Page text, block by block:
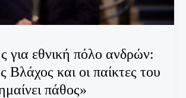
για εθνική πόλο ανδρών:
και οι παίκτες του
πάθος»